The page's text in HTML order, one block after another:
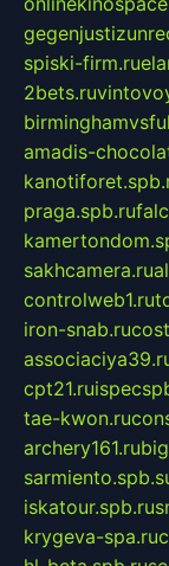
spiski-firm.ru
2bets.ru
amadis-
praga.spb.ru
sakhcamera.ru
controlweb1.ru
iron-snab.ru
cpt21.ru
tae-kwon.ru
archery161.ru
iskatour.spb.ru
krygeva-spa.ru